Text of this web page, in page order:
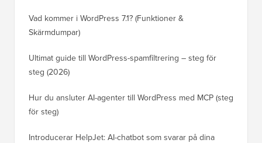
Vad kommer i WordPress 7.1? (Funktioner &
Skärmdumpar)
Ultimat guide till WordPress-spamfiltrering – steg för
steg (2026)
Hur du ansluter AI-agenter till WordPress med MCP (steg
för steg)
Introducerar HelpJet: AI-chatbot som svarar på dina